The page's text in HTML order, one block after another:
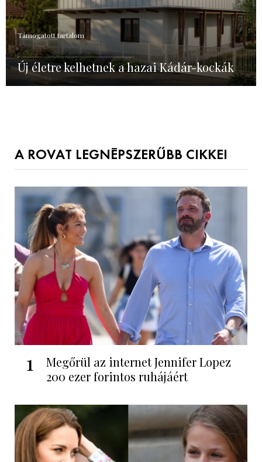
Támogatott tartalom
Új életre kelhetnek a hazai Kádár-kockák
A ROVAT LEGNÉPSZERŰBB CIKKEI
1
Megőrül az internet Jennifer Lopez
200 ezer forintos ruhájáért